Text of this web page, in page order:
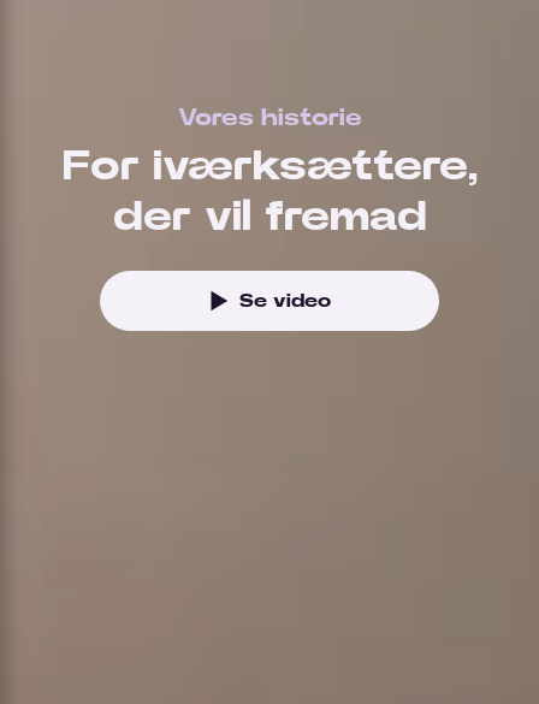
Vores historie
For iværksættere,
der vil fremad
Se video